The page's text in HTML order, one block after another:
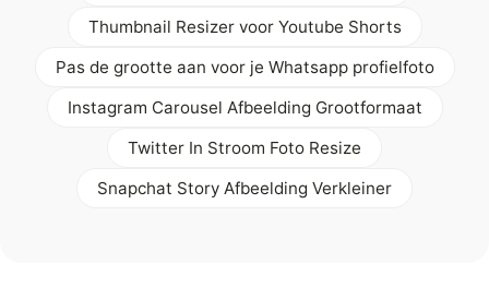
Thumbnail Resizer voor Youtube Shorts
Pas de grootte aan voor je Whatsapp profielfoto
Instagram Carousel Afbeelding Grootformaat
Twitter In Stroom Foto Resize
Snapchat Story Afbeelding Verkleiner